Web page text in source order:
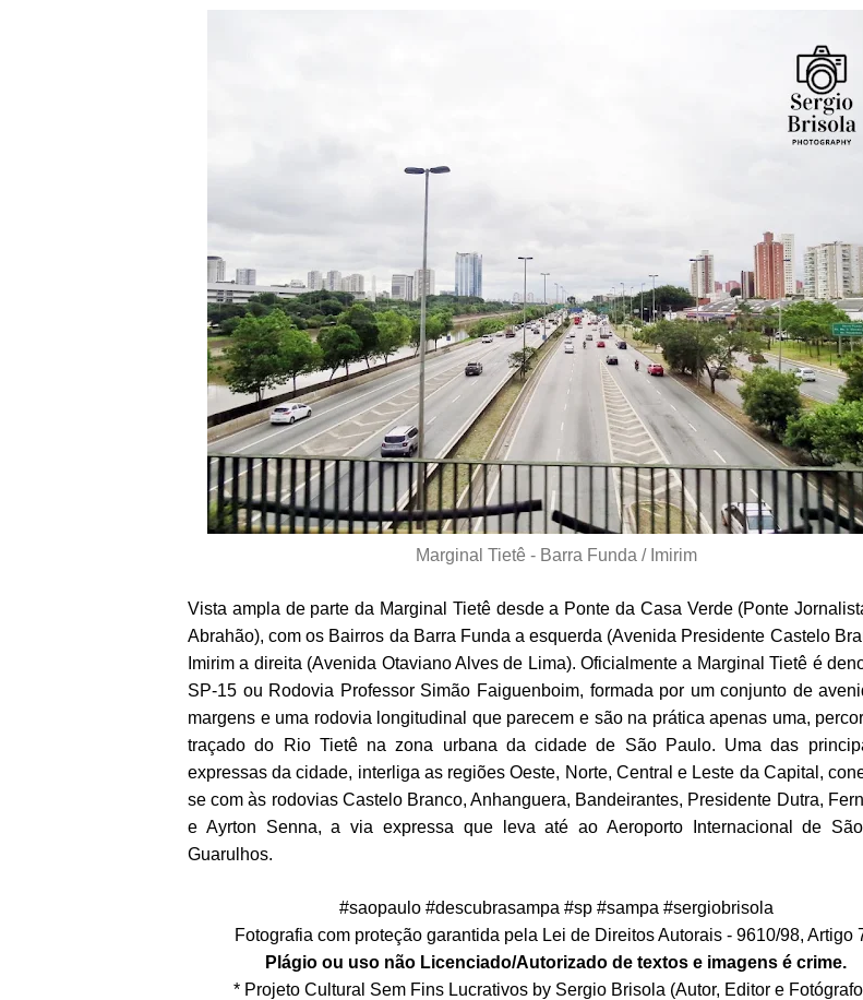
Marginal Tietê - Barra Funda / Imirim
Vista ampla de parte da Marginal Tietê desde a Ponte da Casa Verde (Ponte
Abrahão), com os Bairros da Barra Funda a esquerda (Avenida Presidente Castelo
Imirim a direita (Avenida Otaviano Alves de Lima). Oficialmente a Marginal Tietê é
SP-15 ou Rodovia Professor Simão Faiguenboim, formada por um conjunto de
margens e uma rodovia longitudinal que parecem e são na prática apenas uma,
traçado do Rio Tietê na zona urbana da cidade de São Paulo. Uma das
expressas da cidade, interliga as regiões Oeste, Norte, Central e Leste da Capital,
se com às rodovias Castelo Branco, Anhanguera, Bandeirantes, Presidente Dutra,
e Ayrton Senna, a via expressa que leva até ao Aeroporto Internacional de
Guarulhos.
#saopaulo #descubrasampa #sp #sampa #sergiobrisola
Fotografia com proteção garantida pela Lei de Direitos Autorais - 9610/98, Artigo
Plágio ou uso não Licenciado/Autorizado de textos e imagens é crime.
* Projeto Cultural Sem Fins Lucrativos by Sergio Brisola (Autor, Editor e